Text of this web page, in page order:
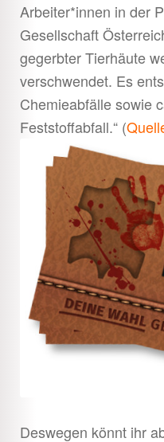
Arbeiter*innen in der
Gesellschaft
gegerbter Tierhäute
verschwendet. Es
Chemieabfälle sowie
Feststoffabfall.“ (
Deswegen könnt ihr